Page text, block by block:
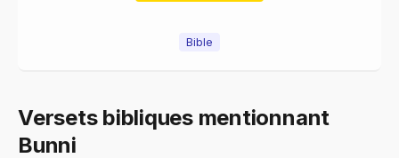
Bible
Versets bibliques mentionnant
Bunni